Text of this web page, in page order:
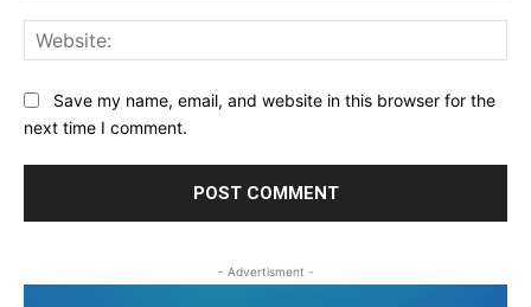
Save my name, email, and website in this browser for the
next time I comment.
- Advertisment -